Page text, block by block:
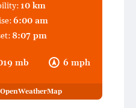
mb 6 mph
10 km
6:00 am
8:07 pm